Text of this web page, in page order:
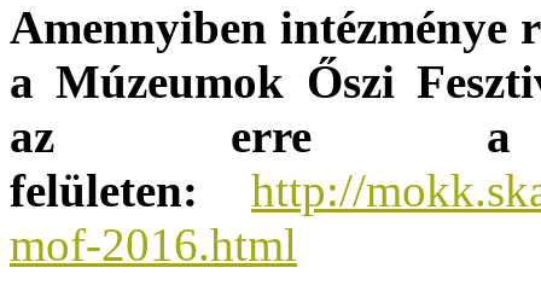
Amennyiben
a Múzeumok Őszi
az erre a
felületen: http://
mof-2016.html